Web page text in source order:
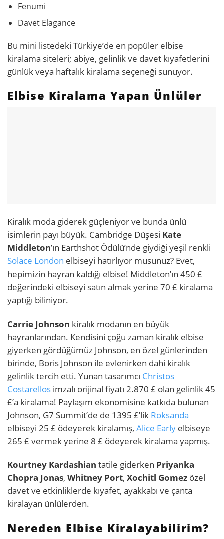
Fenumi
Davet Elagance
Bu mini listedeki Türkiye’de en popüler elbise
kiralama siteleri; abiye, gelinlik ve davet kıyafetlerini
günlük veya haftalık kiralama seçeneği sunuyor.
Elbise Kiralama Yapan Ünlüler
Kiralık moda giderek güçleniyor ve bunda ünlü
isimlerin payı büyük. Cambridge Düşesi Kate
Middleton’ın Earthshot Ödülü’nde giydiği yeşil renkli
Solace London elbiseyi hatırlıyor musunuz? Evet,
hepimizin hayran kaldığı elbise! Middleton’ın 450 £
değerindeki elbiseyi satın almak yerine 70 £ kiralama
yaptığı biliniyor.
Carrie Johnson kiralık modanın en büyük
hayranlarından. Kendisini çoğu zaman kiralık elbise
giyerken gördüğümüz Johnson, en özel günlerinden
birinde, Boris Johnson ile evlenirken dahi kiralık
gelinlik tercih etti. Yunan tasarımcı Christos
Costarellos imzalı orijinal fiyatı 2.870 £ olan gelinlik 45
£’a kiralama! Paylaşım ekonomisine katkıda bulunan
Johnson, G7 Summit’de de 1395 £’lik Roksanda
elbiseyi 25 £ ödeyerek kiralamış, Alice Early elbiseye
265 £ vermek yerine 8 £ ödeyerek kiralama yapmış.
Kourtney Kardashian tatile giderken Priyanka
Chopra Jonas, Whitney Port, Xochitl Gomez özel
davet ve etkinliklerde kıyafet, ayakkabı ve çanta
kiralayan ünlülerden.
Nereden Elbise Kiralayabilirim?